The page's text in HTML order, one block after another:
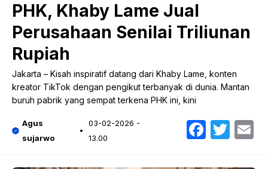
PHK, Khaby Lame Jual
Perusahaan Senilai Triliunan
Rupiah
Jakarta – Kisah inspiratif datang dari Khaby Lame, konten
kreator TikTok dengan pengikut terbanyak di dunia. Mantan
buruh pabrik yang sempat terkena PHK ini, kini
Agus
sujarwo
03-02-2026 -
13.00